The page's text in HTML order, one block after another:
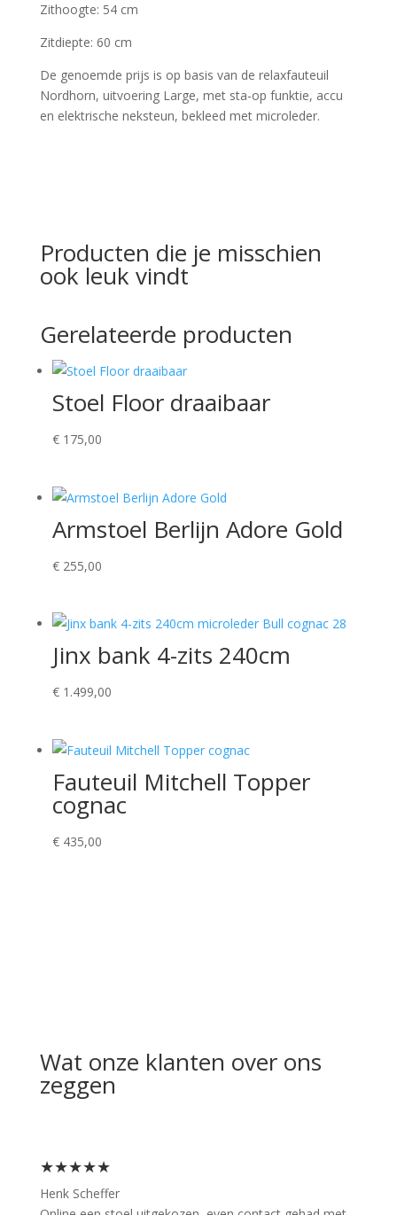
Zithoogte: 54 cm
Zitdiepte: 60 cm
De genoemde prijs is op basis van de relaxfauteuil
Nordhorn, uitvoering Large, met sta-op funktie, accu
en elektrische neksteun, bekleed met microleder.
Producten die je misschien
ook leuk vindt
Gerelateerde producten
Stoel Floor draaibaar
€175,00
Armstoel Berlijn Adore Gold
€255,00
Jinx bank 4-zits 240cm
€1.499,00
Fauteuil Mitchell Topper
cognac
€435,00
Wat onze klanten over ons
zeggen
★★★★★
Henk Scheffer